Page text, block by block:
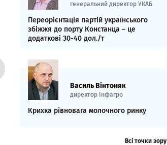
генеральний директор УКАБ
Переорієнтація партій українського
збіжжя до порту Констанца – це
додаткові 30-40 дол./т
Василь Вінтоняк
директор Інфагро
Крихка рівновага молочного ринку
Всі точки зору